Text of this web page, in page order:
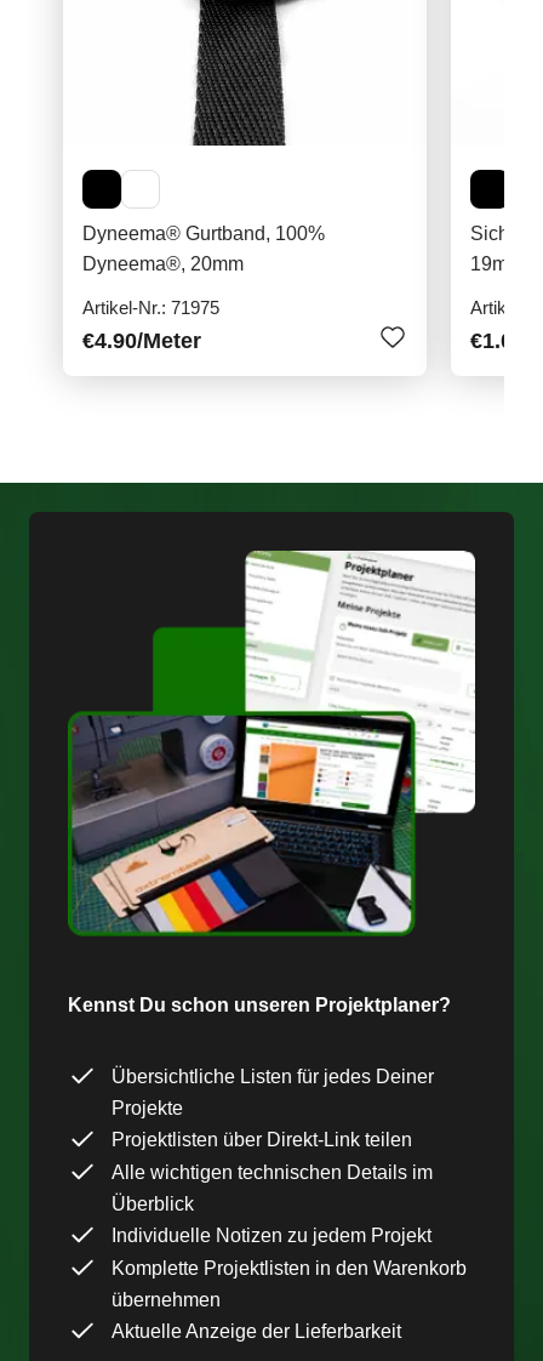
Dyneema® Gurtband, 100%
Dyneema®, 20mm
Artikel-Nr.: 71975
€4.90/Meter
19mm
Artikel-
€1.00
Kennst Du schon unseren Projektplaner?
Übersichtliche Listen für jedes Deiner
Projekte
Projektlisten über Direkt-Link teilen
Alle wichtigen technischen Details im
Überblick
Individuelle Notizen zu jedem Projekt
Komplette Projektlisten in den Warenkorb
übernehmen
Aktuelle Anzeige der Lieferbarkeit